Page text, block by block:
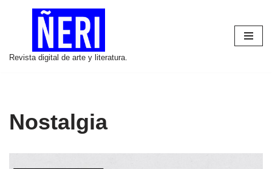
contenido
Revista digital de arte y literatura.
Nostalgia